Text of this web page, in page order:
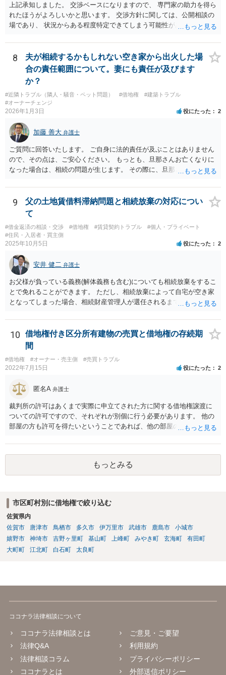
上記承知しました。 交渉ベースになりますので、 専門家の助力を得ら
れたほうがよろしいかと思います。 交渉方針に関しては、公開相談の
場であり、 状況からある程度特定できてしまう可能性があり、 相手方
いたします。
8
夫が相続するかもしれない空き家から出火した場
合の責任範囲について。妻にも責任が及びます
か？
#近隣トラブル（隣人・騒音・ペット問題） #借地権
#建築トラブル
#オーナーチェンジ
2026年1月3日 役にたった 2
加藤 善大 弁護士
ご質問に回答いたします。 ご自身に法的責任が及ぶことはありません
ので、その点は、ご安心ください。 もっとも、旦那さんお亡くなりに
なった場合は、相続の問題が生じます。 その際に、旦那さんが損害賠
とにはなります。 また、建物は旦那さんも２分の１を相続したことに
なっていますが、 遺産分割未了のまま旦那さんが亡くなると、ご質問
者様がその２分の１の分を相続することになります。 借家に建ってい
が、 まずはその点をはっきりさせた方がよさそうですね。 ご質問に対
する回答は以上ですが、可能であれば、ご依頼になるかは別にして、
求めることをおすすめいたします。 ご参考にしていただけますと幸い
です。
9
父の土地賃借料滞納問題と相続放棄の対応につい
て
#借金返済の相談・交渉 #借地権 #賃貸契約トラブル
#個人・プライベート
#住民・入居者・買主側
2025年10月5日 役にたった 2
安井 健二 弁護士
お父様が負っている義務(解体義務も含む)についても相続放棄をするこ
とで免れることができます。 ただし、相続放棄によって自宅が空き家
となってしまった場合、相続財産管理人が選任されるまで、管理義務
父様の私物は基本的に放置しておいたほうがよいでしょう。 下手に処
分してしまうと相続をしたとみなされてしまい、相続放棄が困難にな
ることがあります。 また、関係者から連絡があった際は相続放棄を検
討していると伝え、相続放棄後は相続放棄申述証明書の控えを交付す
るとよいと考えます。
10
借地権付き区分所有建物の売買と借地権の存続期
間
#借地権 #オーナー・売主側 #売買トラブル
2022年7月15日 役にたった 2
匿名A 弁護士
裁判所の許可はあくまで実際に申立てされた方に関する借地権譲渡に
ついての許可ですので、それぞれが別個に行う必要があります。 他の
部屋の方も許可を得たいということであれば、他の部屋の方も同じく
もっとみる
市区町村別に借地権で絞り込む
佐賀県内
佐賀市
唐津市 鳥栖市 多久市 伊万里市 武雄市 鹿島市
小城市
嬉野市
神埼市 吉野ヶ里町 基山町 上峰町 みやき町 玄海町
有田町
大町町
江北町 白石町 太良町
ココナラ法律相談について
ココナラ法律相談とは
法律Q&A
法律相談コラム
ココナラとは
ご意見・ご要望
利用規約
プライバシーポリシー
外部送信ポリシー